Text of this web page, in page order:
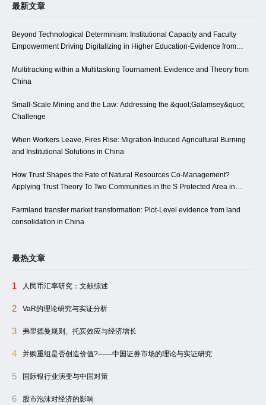
最新文章
Beyond Technological Determinism: Institutional Capacity and Faculty
Empowerment Driving Digitalizing in Higher Education-Evidence from
Multitracking within a Multitasking Tournament: Evidence and Theory from
China
Small-Scale Mining and the Law: Addressing the &quot;Galamsey&quot;
Challenge
When Workers Leave, Fires Rise: Migration-Induced Agricultural Burning
and Institutional Solutions in China
How Trust Shapes the Fate of Natural Resources Co-Management?
Applying Trust Theory To Two Communities in the S Protected Area in
Farmland transfer market transformation: Plot-Level evidence from land
consolidation in China
最热文章
1 人民币汇率研究：文献综述
2 VaR的理论研究与实证分析
3 弗里德曼规则、托宾效应与经济增长
4 并购重组是否创造价值?――中国证券市场的理论与实证研究
5 国际银行业演变与中国对策
6 股市泡沫对经济的影响